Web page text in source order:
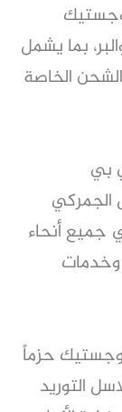
بما يشمل
الخاصة
بي
جميع أنحاء
وخدمات
حزماً
التوريد